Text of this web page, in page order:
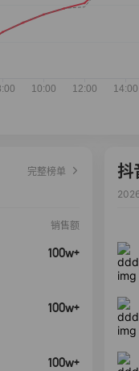
完整榜单
销售额
100w+
100w+
100w+
抖